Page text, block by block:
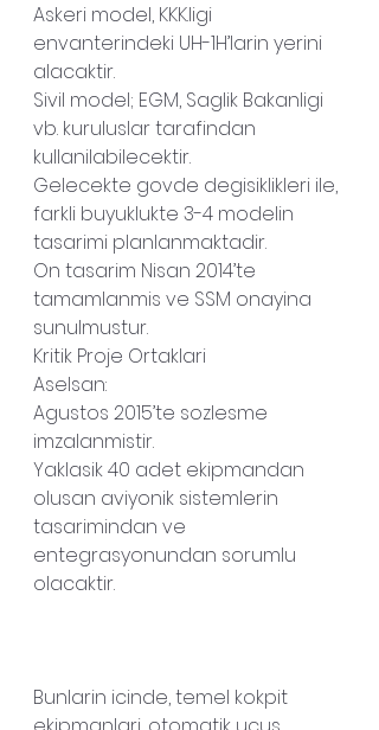
Askeri model, KKK.ligi
envanterindeki UH-1H’larin yerini
alacaktir.
Sivil model; EGM, Saglik Bakanligi
vb. kuruluslar tarafindan
kullanilabilecektir.
Gelecekte govde degisiklikleri ile,
farkli buyuklukte 3-4 modelin
tasarimi planlanmaktadir.
On tasarim Nisan 2014’te
tamamlanmis ve SSM onayina
sunulmustur.
Kritik Proje Ortaklari
Aselsan:
Agustos 2015’te sozlesme
imzalanmistir.
Yaklasik 40 adet ekipmandan
olusan aviyonik sistemlerin
tasarimindan ve
entegrasyonundan sorumlu
olacaktir.
Bunlarin icinde, temel kokpit